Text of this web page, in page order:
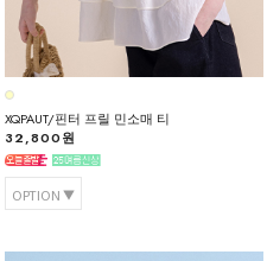
XQPAUT/핀터 프릴 민소매 티
32,800원
OPTION